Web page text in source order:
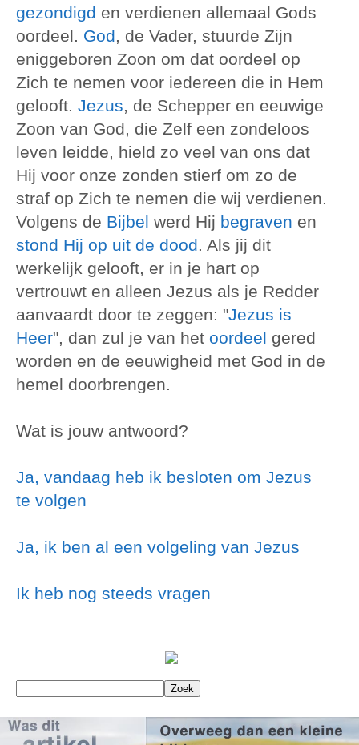
gezondigd en verdienen allemaal Gods
oordeel. God, de Vader, stuurde Zijn
eniggeboren Zoon om dat oordeel op
Zich te nemen voor iedereen die in Hem
gelooft. Jezus, de Schepper en eeuwige
Zoon van God, die Zelf een zondeloos
leven leidde, hield zo veel van ons dat
Hij voor onze zonden stierf om zo de
straf op Zich te nemen die wij verdienen.
Volgens de Bijbel werd Hij begraven en
stond Hij op uit de dood. Als jij dit
werkelijk gelooft, er in je hart op
vertrouwt en alleen Jezus als je Redder
aanvaardt door te zeggen: "Jezus is
Heer", dan zul je van het oordeel gered
worden en de eeuwigheid met God in de
hemel doorbrengen.
Wat is jouw antwoord?
Ja, vandaag heb ik besloten om Jezus
te volgen
Ja, ik ben al een volgeling van Jezus
Ik heb nog steeds vragen